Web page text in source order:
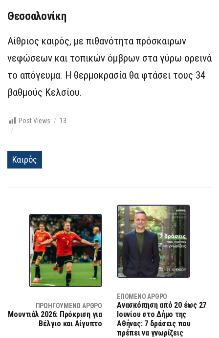
Θεσσαλονίκη
Αίθριος καιρός, με πιθανότητα πρόσκαιρων
νεφώσεων και τοπικών όμβρων στα γύρω ορεινά
το απόγευμα. Η θερμοκρασία θα φτάσει τους 34
βαθμούς Κελσίου.
Post Views: 13
Καιρός
ΠΡΟΗΓΟΎΜΕΝΟ ΆΡΘΡΟ
Μουντιάλ 2026: Πρόκριση για
Βέλγιο και Αίγυπτο
ΕΠΌΜΕΝΟ ΆΡΘΡΟ
Ανασκόπηση από 20 έως 27
Ιουνίου στο Δήμο της
Αθήνας: 7 δράσεις που
πρέπει να γνωρίζεις